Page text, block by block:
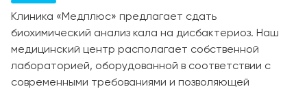
Клиника «Медплюс» предлагает сдать
биохимический анализ кала на дисбактериоз. Наш
медицинский центр располагает собственной
лабораторией, оборудованной в соответствии с
современными требованиями и позволяющей